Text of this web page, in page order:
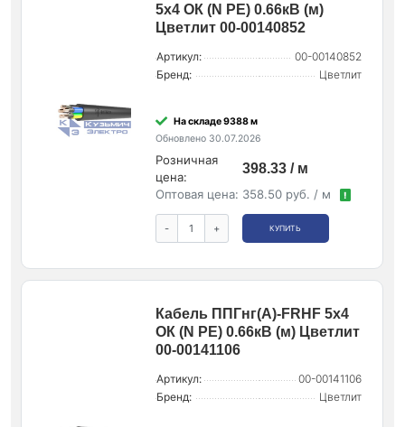
5х4 ОК (N PE) 0.66кВ (м)
Цветлит 00-00140852
Артикул:
00-00140852
Бренд:
Цветлит
На складе 9388 м
Обновлено 30.07.2026
Розничная
цена:
398.33 / м
Оптовая цена: 358.50 руб. / м !
- + КУПИТЬ
Кабель ППГнг(А)-FRHF 5х4
ОК (N PE) 0.66кВ (м) Цветлит
00-00141106
Артикул:
00-00141106
Бренд:
Цветлит